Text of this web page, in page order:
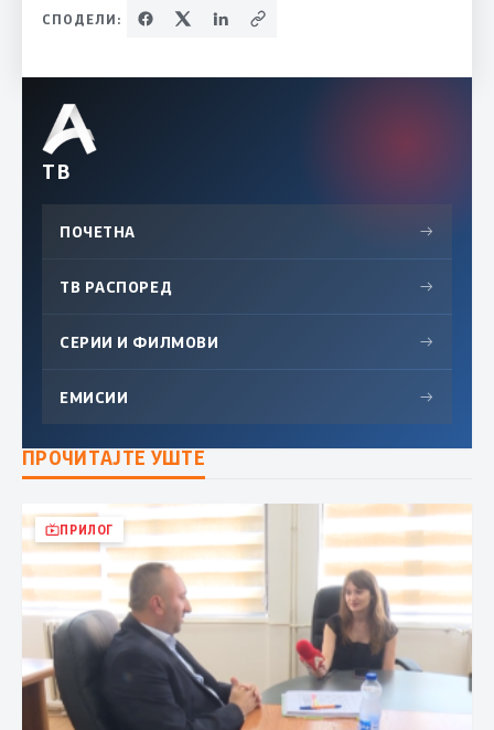
СПОДЕЛИ:
ТВ
ПОЧЕТНА →
ТВ РАСПОРЕД →
СЕРИИ И ФИЛМОВИ →
ЕМИСИИ →
ПРОЧИТАЈТЕ УШТЕ
ПРИЛОГ